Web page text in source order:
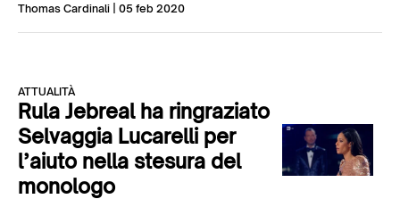
Thomas Cardinali | 05 feb 2020
ATTUALITÀ
Rula Jebreal ha ringraziato
Selvaggia Lucarelli per
l’aiuto nella stesura del
monologo